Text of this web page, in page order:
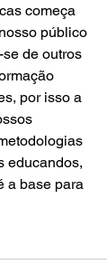
começa
público
de outros
por isso a
educandos,
a base para